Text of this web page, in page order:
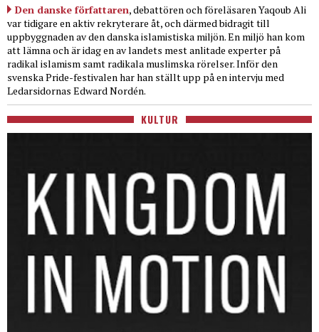
Den danske författaren, debattören och föreläsaren Yaqoub Ali
var tidigare en aktiv rekryterare åt, och därmed bidragit till
uppbyggnaden av den danska islamistiska miljön. En miljö han kom
att lämna och är idag en av landets mest anlitade experter på
radikal islamism samt radikala muslimska rörelser. Inför den
svenska Pride-festivalen har han ställt upp på en intervju med
Ledarsidornas Edward Nordén.
KULTUR